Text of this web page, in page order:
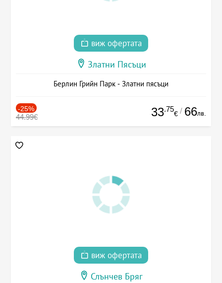
виж офертата
Златни Пясъци
Берлин Грийн Парк - Златни пясъци
-25%
44.99€ 33.75
€ / 66лв.
виж офертата
Слънчев Бряг